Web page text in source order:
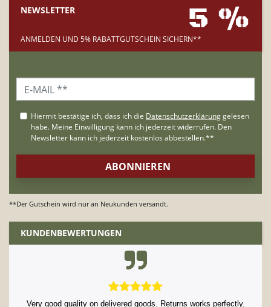
NEWSLETTER 5 %
ANMELDEN UND 5% RABATTGUTSCHEIN SICHERN**
**Der Gutschein wird nur an Neukunden versandt.
KUNDENBEWERTUNGEN
Very good quality on delivered goods. Returns works perfectly.